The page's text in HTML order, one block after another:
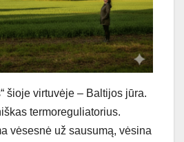
šioje virtuvėje – Baltijos jūra.
termoreguliatorius.
vėsesnė už sausumą, vėsina